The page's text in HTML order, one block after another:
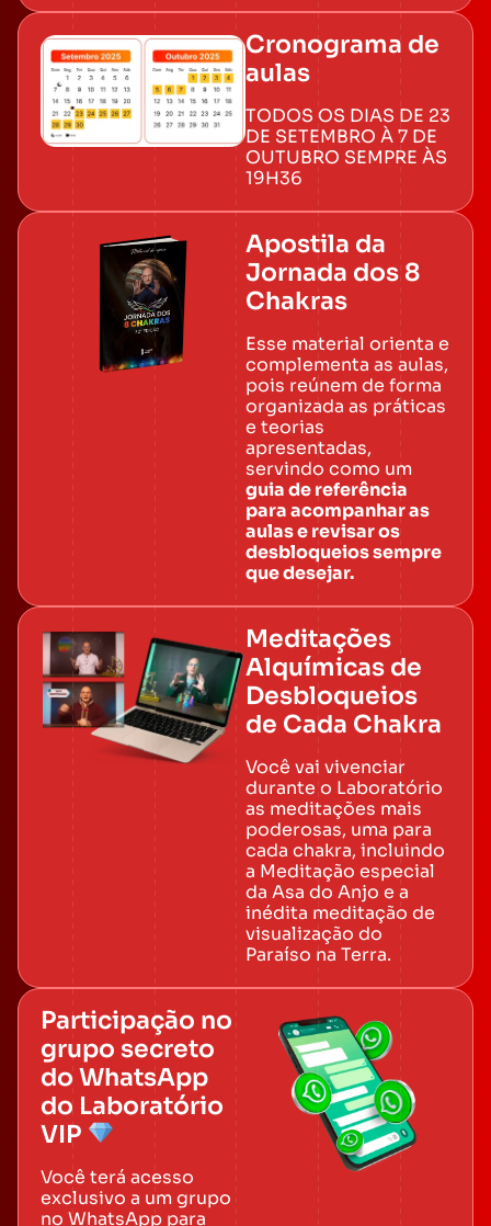
Cronograma de
aulas
TODOS OS DIAS DE 23
DE SETEMBRO À 7 DE
OUTUBRO SEMPRE ÀS
19H36
Apostila da
Jornada dos 8
Chakras
Esse material orienta e
complementa as aulas,
pois reúnem de forma
organizada as práticas
e teorias
apresentadas,
servindo como um
guia de referência
para acompanhar as
aulas e revisar os
desbloqueios sempre
que desejar.
Meditações
Alquímicas de
Desbloqueios
de Cada Chakra
Você vai vivenciar
durante o Laboratório
as meditações mais
poderosas, uma para
cada chakra, incluindo
a Meditação especial
da Asa do Anjo e a
inédita meditação de
visualização do
Paraíso na Terra.
Participação no
grupo secreto
do WhatsApp
do Laboratório
VIP
Você terá acesso
exclusivo a um grupo
no WhatsApp para